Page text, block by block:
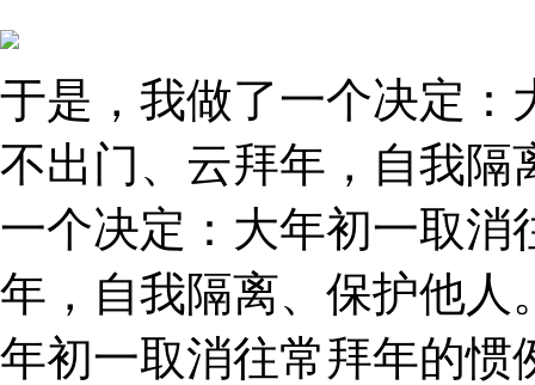
于是，我做了一个决定：
不出门、云拜年，自我隔
一个决定：大年初一取消
年，自我隔离、保护他人
年初一取消往常拜年的惯